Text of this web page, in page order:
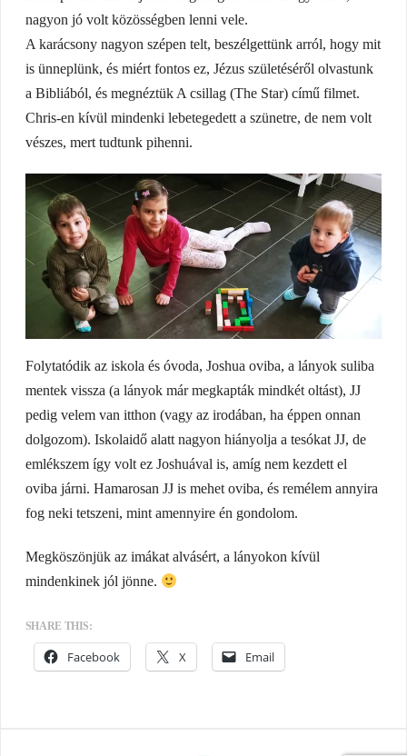
nagyon jó volt közösségben lenni vele.
A karácsony nagyon szépen telt, beszélgettünk arról, hogy mit
is ünneplünk, és miért fontos ez, Jézus születéséről olvastunk
a Bibliából, és megnéztük A csillag (The Star) című filmet.
Chris-en kívül mindenki lebetegedett a szünetre, de nem volt
vészes, mert tudtunk pihenni.
Folytatódik az iskola és óvoda, Joshua oviba, a lányok suliba
mentek vissza (a lányok már megkapták mindkét oltást), JJ
pedig velem van itthon (vagy az irodában, ha éppen onnan
dolgozom). Iskolaidő alatt nagyon hiányolja a tesókat JJ, de
emlékszem így volt ez Joshuával is, amíg nem kezdett el
oviba járni. Hamarosan JJ is mehet oviba, és remélem annyira
fog neki tetszeni, mint amennyire én gondolom.
Megköszönjük az imákat alvásért, a lányokon kívül
mindenkinek jól jönne.
SHARE THIS:
Facebook X Email